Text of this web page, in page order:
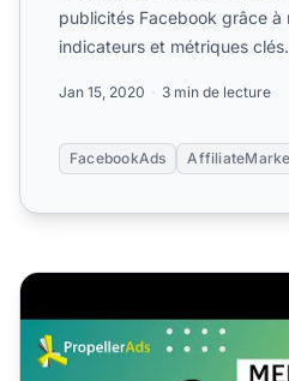
publicités Facebook grâce à
indicateurs et métriques
Jan 15, 2020 3 min de lecture
FacebookAds
Achat Média vs Marketing